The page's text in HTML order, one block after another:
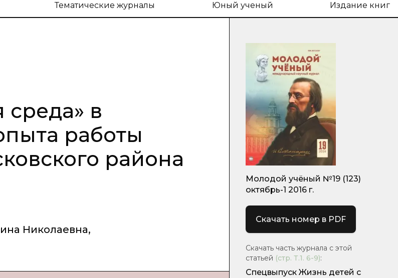
Тематические журналы Юный ученый Издание книг
в
работы
района
Николаевна,
Молодой учёный №19 (123)
октябрь-1 2016 г.
Скачать номер в PDF
Скачать часть журнала с этой
статьей (стр. Т.1. 6-9):
Спецвыпуск Жизнь детей с